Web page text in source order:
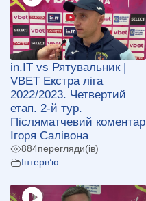
in.IT vs Рятувальник |
VBET Екстра ліга
2022/2023. Четвертий
етап. 2-й тур.
Післяматчевий коментар
Ігоря Салівона
884перегляди(ів)
Інтерв’ю